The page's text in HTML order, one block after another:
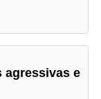
agressivas e